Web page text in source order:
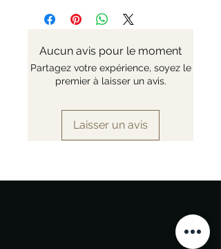
Aucun avis pour le moment
Partagez votre expérience, soyez le
premier à laisser un avis.
Laisser un avis